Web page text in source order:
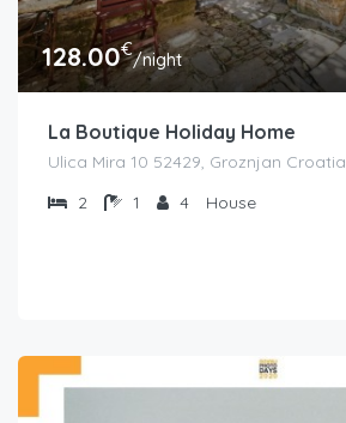
128.00€/night
La Boutique Holiday Home
Ulica Mira 10 52429, Groznjan Croatia
2
1 4 House